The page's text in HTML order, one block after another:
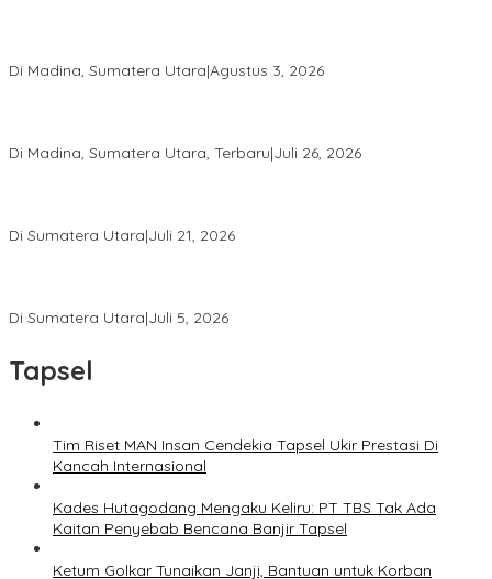
Di Madina, Sumatera Utara|Agustus 3, 2026
Di Madina, Sumatera Utara, Terbaru|Juli 26, 2026
Di Sumatera Utara|Juli 21, 2026
Di Sumatera Utara|Juli 5, 2026
Tapsel
Tim Riset MAN Insan Cendekia Tapsel Ukir Prestasi Di
Kancah Internasional
Kades Hutagodang Mengaku Keliru: PT TBS Tak Ada
Kaitan Penyebab Bencana Banjir Tapsel
Ketum Golkar Tunaikan Janji, Bantuan untuk Korban